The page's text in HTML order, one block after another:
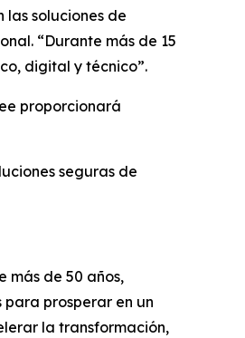
soluciones de
“Durante más de 15
digital y técnico”.
proporcionará
seguras de
más de 50 años,
prosperar en un
la transformación,